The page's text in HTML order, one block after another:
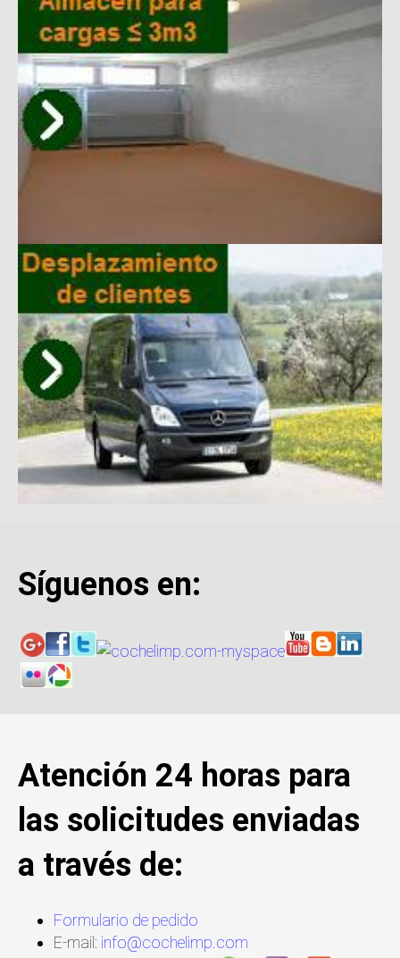
Síguenos en:
Atención 24 horas para
las solicitudes enviadas
a través de:
Formulario de pedido
E-mail: info@cochelimp.com